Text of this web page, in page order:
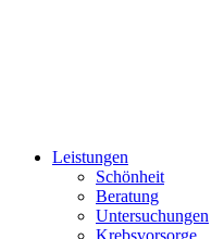
Leistungen
Schönheit
Beratung
Untersuchungen
Krebsvorsorge